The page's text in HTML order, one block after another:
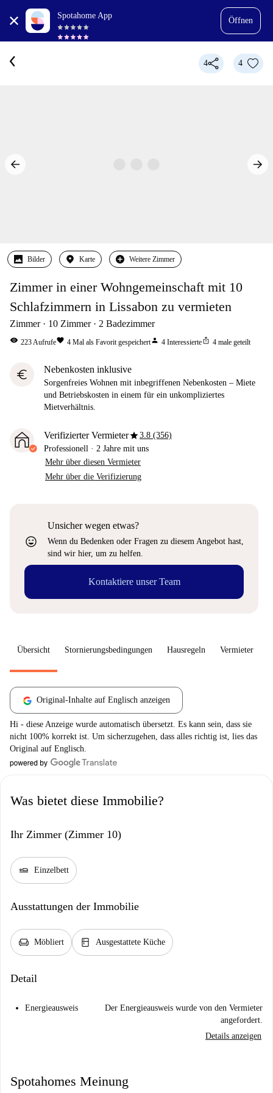
Spotahome App
Öffnen
4 4
Bilder Karte Weitere Zimmer
Zimmer in einer Wohngemeinschaft mit 10
Schlafzimmern in Lissabon zu vermieten
Zimmer 10 Zimmer 2 Badezimmer
visibility 223Aufrufefavorite 4 Mal als Favorit gespeichertperson 4 Interessierteios_share 4 male geteilt
euro Nebenkosten inklusive
Sorgenfreies Wohnen mit inbegriffenen Nebenkosten – Miete
und Betriebskosten in einem für ein unkompliziertes
Mietverhältnis.
Verifizierter Vermieterstar3.8 (356)
Professionell · 2 Jahre mit uns
Mehr über diesen Vermieter
Mehr über die Verifizierung
sentiment_very_satisfied
Unsicher wegen etwas?
Wenn du Bedenken oder Fragen zu diesem Angebot hast,
sind wir hier, um zu helfen.
Kontaktiere unser Team
Übersicht Stornierungsbedingungen Hausregeln Vermieter
Original-Inhalte auf Englisch anzeigen
Hi - diese Anzeige wurde automatisch übersetzt. Es kann sein, dass sie
nicht 100% korrekt ist. Um sicherzugehen, dass alles richtig ist, lies das
Original auf Englisch.
Was bietet diese Immobilie?
Ihr Zimmer (Zimmer 10)
airline_seat_flat Einzelbett
Ausstattungen der Immobilie
chair Möbliert kitchen Ausgestattete Küche
Detail
Energieausweis
Der Energieausweis wurde von den Vermieter
angefordert.
Details anzeigen
Spotahomes Meinung